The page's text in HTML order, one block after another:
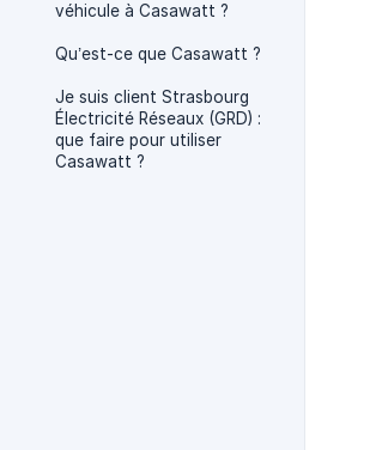
véhicule à Casawatt ?
Qu’est-ce que Casawatt ?
Je suis client Strasbourg
Électricité Réseaux (GRD) :
que faire pour utiliser
Casawatt ?